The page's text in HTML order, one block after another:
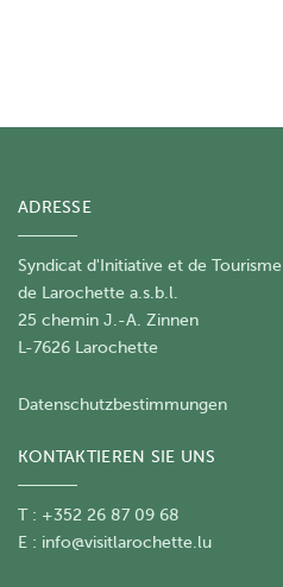
ADRESSE
Syndicat d'Initiative et de Tourisme
de Larochette a.s.b.l.
25 chemin J.-A. Zinnen
L-7626 Larochette
Datenschutzbestimmungen
KONTAKTIEREN SIE UNS
T : +352 26 87 09 68
E : info@visitlarochette.lu